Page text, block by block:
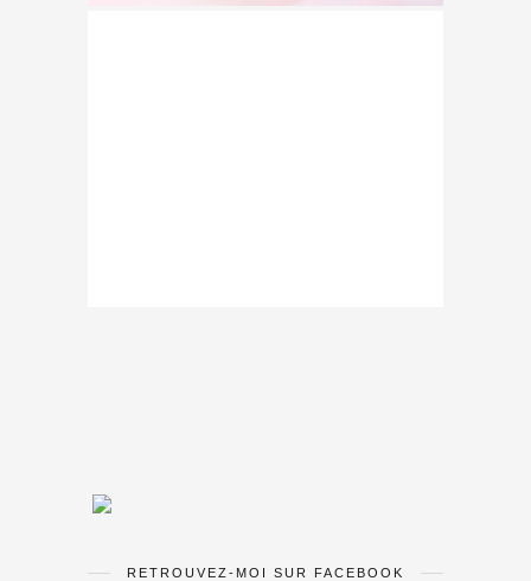
RETROUVEZ-MOI SUR FACEBOOK